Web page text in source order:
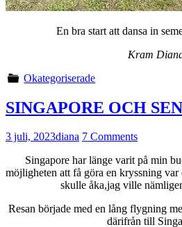
En bra start att dansa in
Kram
Okategoriserade
SINGAPORE OCH
3 juli, 2023diana 7 Comments
Singapore har länge varit på min
möjligheten att få göra en kryssning
skulle åka,jag ville
Resan började med en lång flygning
därifrån till